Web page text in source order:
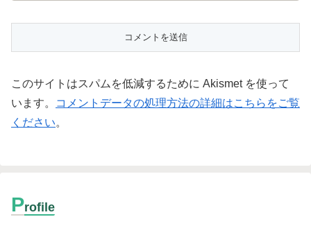
このサイトはスパムを低減するために Akismet を使って
います。
コメントデータの処理方法の詳細はこちらをご覧
ください。
Profile